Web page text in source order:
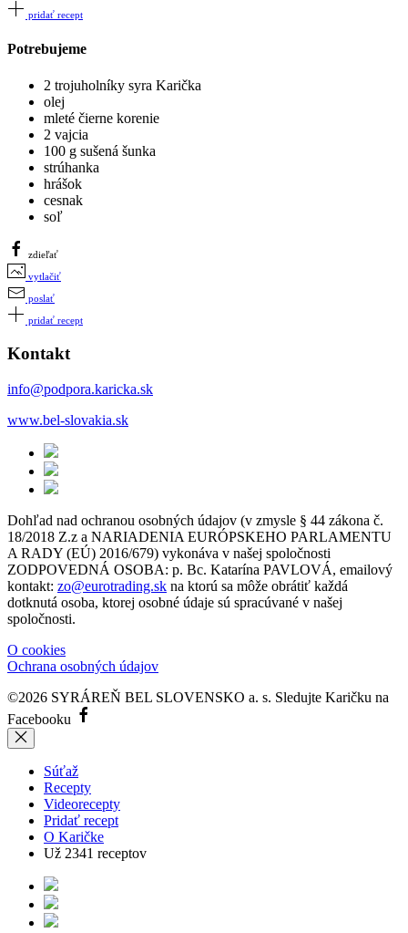
pridať recept
Potrebujeme
2 trojuholníky syra Karička
olej
mleté čierne korenie
2 vajcia
100 g sušená šunka
strúhanka
hrášok
cesnak
soľ
zdieľať
vytlačiť
poslať
pridať recept
Kontakt
info@podpora.karicka.sk
www.bel-slovakia.sk
Dohľad nad ochranou osobných údajov (v zmysle § 44 zákona č.
18/2018 Z.z a NARIADENIA EURÓPSKEHO PARLAMENTU
A RADY (EÚ) 2016/679) vykonáva v našej spoločnosti
ZODPOVEDNÁ OSOBA: p. Bc. Katarína PAVLOVÁ, emailový
kontakt: zo@eurotrading.sk na ktorú sa môže obrátiť každá
dotknutá osoba, ktorej osobné údaje sú spracúvané v našej
spoločnosti.
O cookies
Ochrana osobných údajov
©2026 SYRÁREŇ BEL SLOVENSKO a. s. Sledujte Karičku na
Facebooku
Súťaž
Recepty
Videorecepty
Pridať recept
O Karičke
Už 2341 receptov